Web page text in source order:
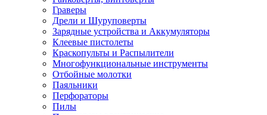
Граверы
Дрели и Шуруповерты
Зарядные устройства и Аккумуляторы
Клеевые пистолеты
Краскопульты и Распылители
Многофункциональные инструменты
Отбойные молотки
Паяльники
Перфораторы
Пилы